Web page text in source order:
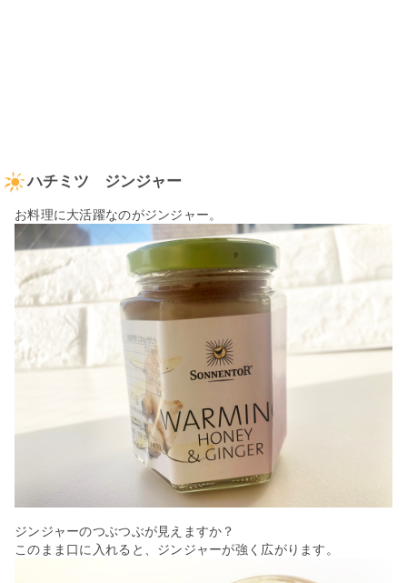
ハチミツ ジンジャー
お料理に大活躍なのがジンジャー。
ジンジャーのつぶつぶが見えますか？
このまま口に入れると、ジンジャーが強く広がります。